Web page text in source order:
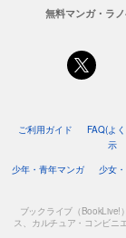
無料マンガ・ラ
ご利用ガイド FAQ(よ
示
少年・青年マンガ
少女
ブックライブ（BookLive!
ス、カルチュア・コンビニ